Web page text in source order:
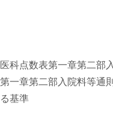
医科点数表第一章第二部
第一章第二部入院料等通
る基準